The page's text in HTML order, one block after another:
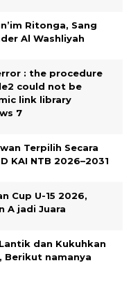
Ritonga, Sang
Al Washliyah
: the procedure
could not be
link library
7
Terpilih Secara
KAI NTB 2026–2031
Cup U-15 2026,
A jadi Juara
dan Kukuhkan
Berikut namanya